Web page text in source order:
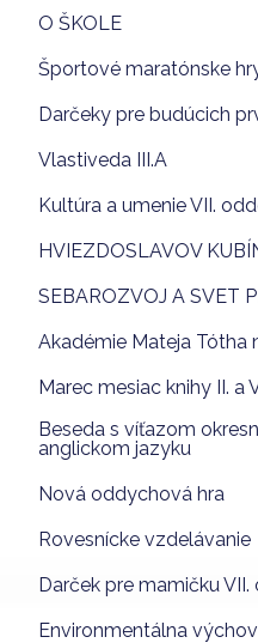
O ŠKOLE
Športové maratónske
Darčeky pre budúcich
Vlastiveda III.A
Kultúra a umenie VII.
HVIEZDOSLAVOV
SEBAROZVOJ A SVET
Akadémie Mateja Tótha
Marec mesiac knihy II. a
Beseda s víťazom
anglickom jazyku
Nová oddychová hra
Rovesnícke vzdelávanie
Darček pre mamičku VII.
Environmentálna